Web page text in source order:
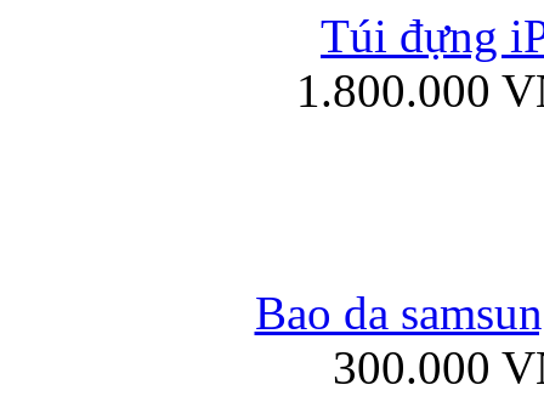
Túi xách da
Túi đựng
1.800.000
Bao da
300.000